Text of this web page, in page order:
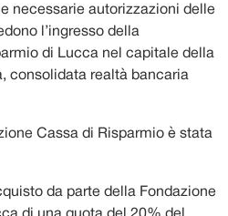
necessarie autorizzazioni delle
l’ingresso della
di Lucca nel capitale della
consolidata realtà bancaria
Cassa di Risparmio è stata
da parte della Fondazione